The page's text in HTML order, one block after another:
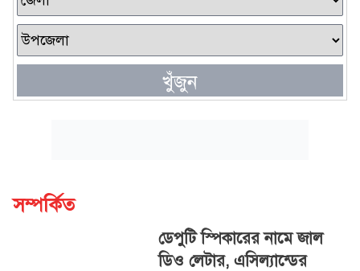
খুঁজুন
সম্পর্কিত
ডেপুটি স্পিকারের নামে জাল
ডিও লেটার, এসিল্যান্ডের